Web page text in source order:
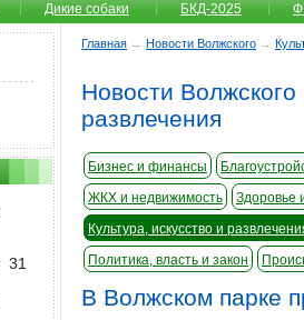
Дикие собаки БКД-2025
Главная → Новости Волжского →
Новости Волжского
развлечения
Бизнес и финансы
ЖКХ и недвижимость
Здоровье
Культура, искусство и
Политика, власть и закон
В Волжском парке
31